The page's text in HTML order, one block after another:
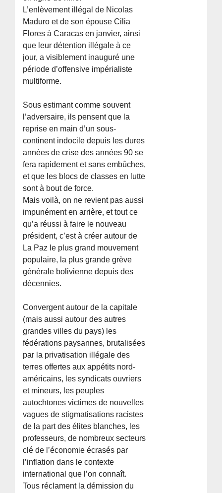
L’enlèvement illégal de Nicolas
Maduro et de son épouse Cilia
Flores à Caracas en janvier, ainsi
que leur détention illégale à ce
jour, a visiblement inauguré une
période d’offensive impérialiste
multiforme.
Sous estimant comme souvent
l’adversaire, ils pensent que la
reprise en main d’un sous-
continent indocile depuis les dures
années de crise des années 90 se
fera rapidement et sans embûches,
et que les blocs de classes en lutte
sont à bout de force.
Mais voilà, on ne revient pas aussi
impunément en arrière, et tout ce
qu’a réussi à faire le nouveau
président, c’est à créer autour de
La Paz le plus grand mouvement
populaire, la plus grande grève
générale bolivienne depuis des
décennies.
Convergent autour de la capitale
(mais aussi autour des autres
grandes villes du pays) les
fédérations paysannes, brutalisées
par la privatisation illégale des
terres offertes aux appétits nord-
américains, les syndicats ouvriers
et mineurs, les peuples
autochtones victimes de nouvelles
vagues de stigmatisations racistes
de la part des élites blanches, les
professeurs, de nombreux secteurs
clé de l’économie écrasés par
l’inflation dans le contexte
international que l’on connaît.
Tous réclament la démission du